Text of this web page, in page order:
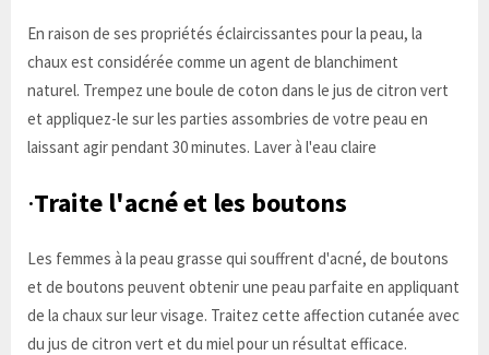
En raison de ses propriétés éclaircissantes pour la peau, la
chaux est considérée comme un agent de blanchiment
naturel. Trempez une boule de coton dans le jus de citron vert
et appliquez-le sur les parties assombries de votre peau en
laissant agir pendant 30 minutes. Laver à l'eau claire
·Traite l'acné et les boutons
Les femmes à la peau grasse qui souffrent d'acné, de boutons
et de boutons peuvent obtenir une peau parfaite en appliquant
de la chaux sur leur visage. Traitez cette affection cutanée avec
du jus de citron vert et du miel pour un résultat efficace.